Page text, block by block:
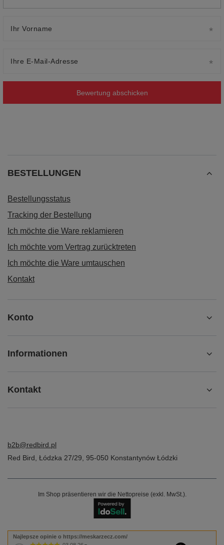
Ihr Vorname
Ihre E-Mail-Adresse
Bewertung abschicken
BESTELLUNGEN
Bestellungsstatus
Tracking der Bestellung
Ich möchte die Ware reklamieren
Ich möchte vom Vertrag zurücktreten
Ich möchte die Ware umtauschen
Kontakt
Konto
Informationen
Kontakt
b2b@redbird.pl
Red Bird, Łódzka 27/29, 95-050 Konstantynów Łódzki
Im Shop präsentieren wir die Nettopreise (exkl. MwSt.).
Najlepsze opinie o https://meskarzecz.com/